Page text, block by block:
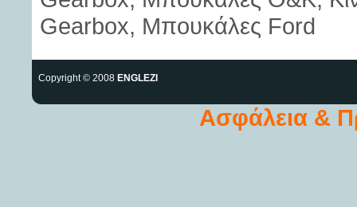
Gearbox, Μπουκάλες Ford
Copyright © 2008 ENGLEZI
Ασφάλεια &